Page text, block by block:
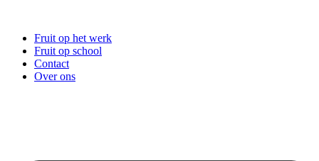
Fruit op het werk
Fruit op school
Contact
Over ons